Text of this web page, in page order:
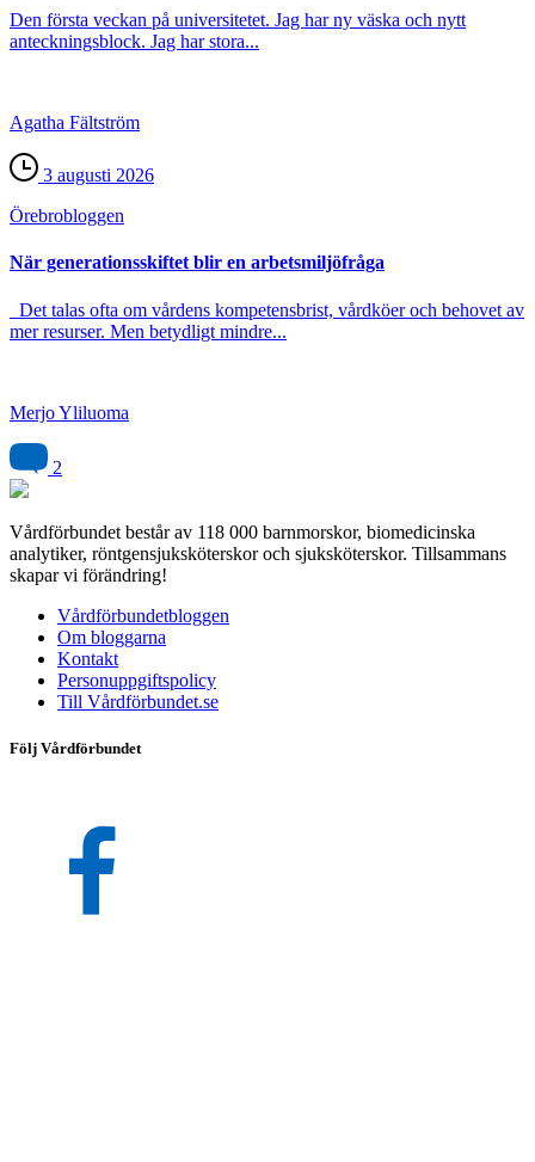
Den första veckan på universitetet. Jag har ny väska och nytt
anteckningsblock. Jag har stora...
Agatha Fältström
3 augusti 2026
Örebro­bloggen
När generationsskiftet blir en arbetsmiljöfråga
Det talas ofta om vårdens kompetensbrist, vårdköer och behovet av
mer resurser. Men betydligt mindre...
Merjo Yliluoma
2
Vårdförbundet består av 118 000 barnmorskor, biomedicinska
analytiker, röntgensjuksköterskor och sjuksköterskor. Tillsammans
skapar vi förändring!
Vårdförbundetbloggen
Om bloggarna
Kontakt
Personuppgiftspolicy
Till Vårdförbundet.se
Följ Vårdförbundet